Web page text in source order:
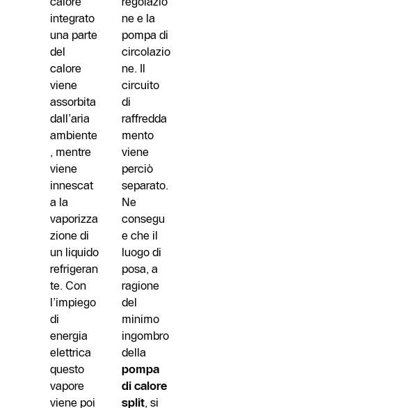
integrato
una parte
del
calore
viene
assorbita
dall’aria
ambiente
, mentre
viene
innescat
a la
vaporizza
zione di
un liquido
refrigeran
te. Con
l’impiego
di
energia
elettrica
questo
vapore
viene poi
ne e la
pompa di
circolazio
ne. Il
circuito
di
raffredda
mento
viene
perciò
separato.
Ne
consegu
e che il
luogo di
posa, a
ragione
del
minimo
ingombro
della
pompa
di calore
split, si